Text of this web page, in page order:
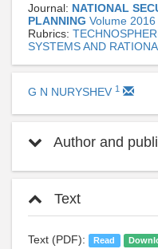
Journal: NATIONAL
PLANNING Volume
Rubrics:
SYSTEMS AND
G N NURYSHEV 1
Author and
Text
Text (PDF): Read